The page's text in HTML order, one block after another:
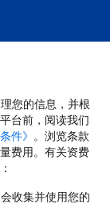
您的信息，并根
台前，阅读我们
件》 。浏览条款
费用。有关资费
收集并使用您的